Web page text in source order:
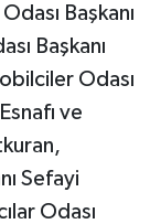
Başkanı
Başkanı
Odası
ve
Sefayi
Odası